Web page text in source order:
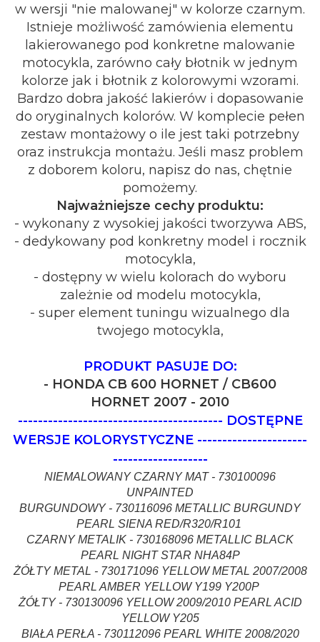
w wersji "nie malowanej" w kolorze czarnym.
Istnieje możliwość zamówienia elementu
lakierowanego pod konkretne malowanie
motocykla, zarówno cały błotnik w jednym
kolorze jak i błotnik z kolorowymi wzorami.
Bardzo dobra jakość lakierów i dopasowanie
do oryginalnych kolorów. W komplecie pełen
zestaw montażowy o ile jest taki potrzebny
oraz instrukcja montażu. Jeśli masz problem
z doborem koloru, napisz do nas, chętnie
pomożemy.
Najważniejsze cechy produktu:
- wykonany z wysokiej jakości tworzywa ABS,
- dedykowany pod konkretny model i rocznik
motocykla,
- dostępny w wielu kolorach do wyboru
zależnie od modelu motocykla,
- super element tuningu wizualnego dla
twojego motocykla,
PRODUKT PASUJE DO:
- HONDA CB 600 HORNET / CB600
HORNET 2007 - 2010
----------------------------------------- DOSTĘPNE
WERSJE KOLORYSTYCZNE ----------------------
-------------------
NIEMALOWANY CZARNY MAT - 730100096
UNPAINTED
BURGUNDOWY - 730116096 METALLIC BURGUNDY
PEARL SIENA RED/R320/R101
CZARNY METALIK - 730168096 METALLIC BLACK
PEARL NIGHT STAR NHA84P
ŻÓŁTY METAL - 730171096 YELLOW METAL 2007/2008
PEARL AMBER YELLOW Y199 Y200P
ŻÓŁTY - 730130096 YELLOW 2009/2010 PEARL ACID
YELLOW Y205
BIAŁA PERŁA - 730112096 PEARL WHITE 2008/2020